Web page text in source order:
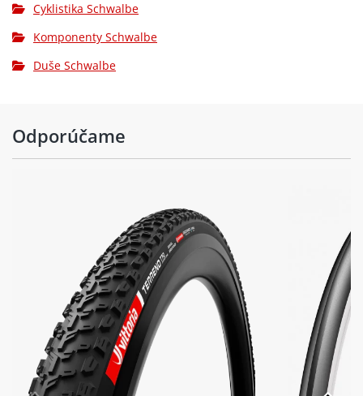
Cyklistika Schwalbe
Komponenty Schwalbe
Duše Schwalbe
Odporúčame